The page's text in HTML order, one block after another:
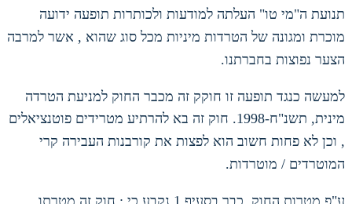
תנועת ה"מי טו" העלתה למודעות ולכותרות תופעה ידועה
מוכרת ומגונה של הטרדות מיניות מכל סוג שהוא , אשר למרבה
הצער נפוצות בחברתנו.
למעשה כנגד תופעה זו חוקק זה מכבר החוק למניעת הטרדה
מינית, תשנ"ח-1998.
חוק זה בא להרתיע מטרידים פוטנציאלים
, וכן לא פחות חשוב הוא לפצות את קורבנות העבירה קרי
המוטרדים / מוטרדות.
ע"פ מטרות החוק, כבר בסעיף 1 נקבע כי : חוק זה מטרתו